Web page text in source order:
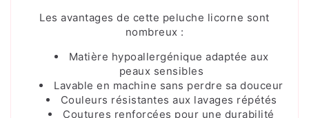
Les avantages de cette peluche licorne sont
nombreux :
Matière hypoallergénique adaptée aux
peaux sensibles
Lavable en machine sans perdre sa douceur
Couleurs résistantes aux lavages répétés
Coutures renforcées pour une durabilité